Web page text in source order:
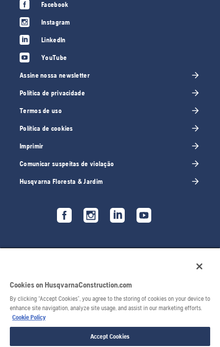
Facebook
Instagram
LinkedIn
YouTube
Assine nossa newsletter
Política de privacidade
Termos de uso
Política de cookies
Imprimir
Comunicar suspeitas de violação
Husqvarna Floresta & Jardim
© 2026 Husqvarna AB. Todos os direitos reservados.
Cookies on HusqvarnaConstruction.com
By clicking “Accept Cookies”, you agree to the storing of cookies on your device to
enhance site navigation, analyze site usage, and assist in our marketing efforts.
Cookie Policy
Accept Cookies